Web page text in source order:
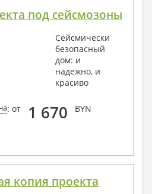
под сейсмозоны
Сейсмически
безопасный
дом: и
надежно, и
красиво
: от 1 670 BYN
копия проекта